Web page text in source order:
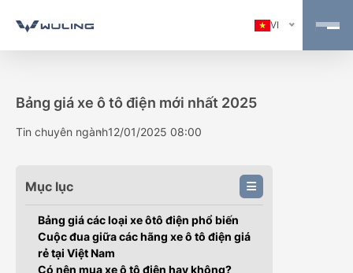
VI
Bảng giá xe ô tô điện mới nhất 2025
Tin chuyên ngành12/01/2025 08:00
Mục lục
Bảng giá các loại xe ôtô điện phổ biến
Cuộc đua giữa các hãng xe ô tô điện giá
rẻ tại Việt Nam
Có nên mua xe ô tô điện hay không?